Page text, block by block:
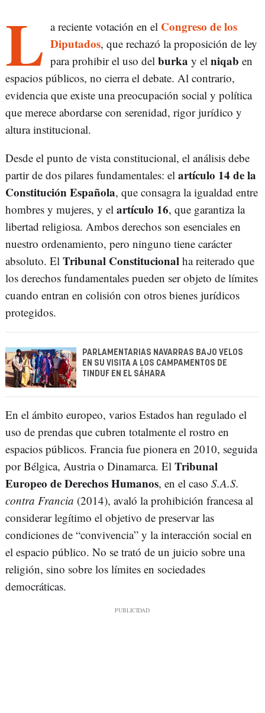
L a reciente votación en el Congreso de los
Diputados, que rechazó la proposición de ley
para prohibir el uso del burka y el niqab en
espacios públicos, no cierra el debate. Al contrario,
evidencia que existe una preocupación social y política
que merece abordarse con serenidad, rigor jurídico y
altura institucional.
Desde el punto de vista constitucional, el análisis debe
partir de dos pilares fundamentales: el artículo 14 de la
Constitución Española, que consagra la igualdad entre
hombres y mujeres, y el artículo 16, que garantiza la
libertad religiosa. Ambos derechos son esenciales en
nuestro ordenamiento, pero ninguno tiene carácter
absoluto. El Tribunal Constitucional ha reiterado que
los derechos fundamentales pueden ser objeto de límites
cuando entran en colisión con otros bienes jurídicos
protegidos.
PARLAMENTARIAS NAVARRAS BAJO VELOS
EN SU VISITA A LOS CAMPAMENTOS DE
TINDUF EN EL SÁHARA
En el ámbito europeo, varios Estados han regulado el
uso de prendas que cubren totalmente el rostro en
espacios públicos. Francia fue pionera en 2010, seguida
por Bélgica, Austria o Dinamarca. El Tribunal
Europeo de Derechos Humanos, en el caso S.A.S.
contra Francia (2014), avaló la prohibición francesa al
considerar legítimo el objetivo de preservar las
condiciones de “convivencia” y la interacción social en
el espacio público. No se trató de un juicio sobre una
religión, sino sobre los límites en sociedades
democráticas.